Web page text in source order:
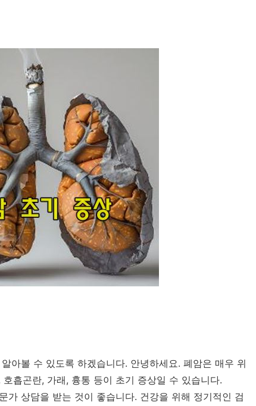
아볼 수 있도록 하겠습니다. 안녕하세요. 폐암은 매우 위
흡곤란, 가래, 흉통 등이 초기 증상일 수 있습니다.
가 상담을 받는 것이 좋습니다. 건강을 위해 정기적인 검